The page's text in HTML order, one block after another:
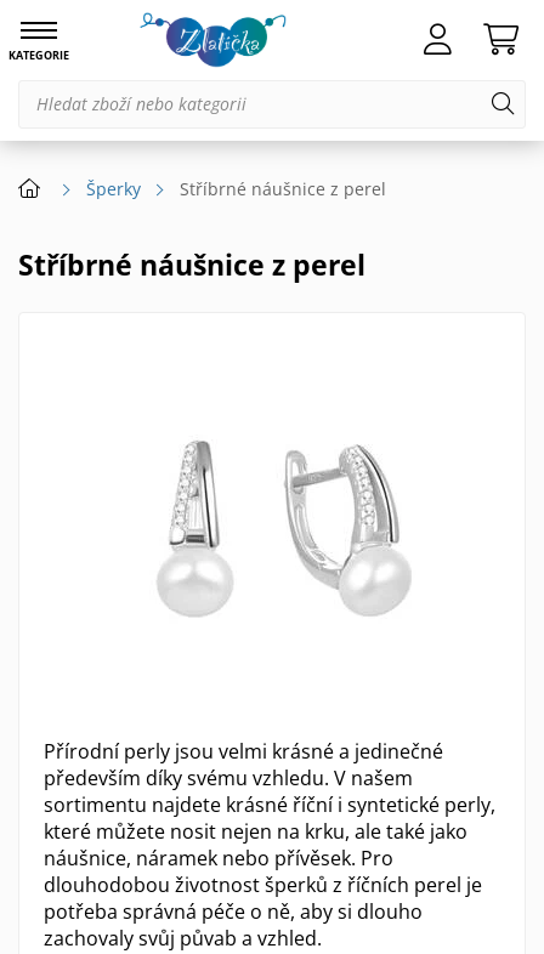
KATEGORIE
Šperky Stříbrné náušnice z perel
Stříbrné náušnice z perel
Přírodní perly jsou velmi krásné a jedinečné
především díky svému vzhledu. V našem
sortimentu najdete krásné říční i syntetické perly,
které můžete nosit nejen na krku, ale také jako
náušnice, náramek nebo přívěsek. Pro
dlouhodobou životnost šperků z říčních perel je
potřeba správná péče o ně, aby si dlouho
zachovaly svůj půvab a vzhled.